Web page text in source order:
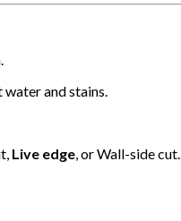
and stains.
Live edge, or Wall-side cut.